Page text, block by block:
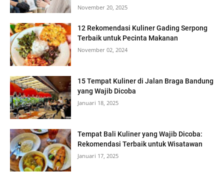
November 20, 2025
12 Rekomendasi Kuliner Gading Serpong
Terbaik untuk Pecinta Makanan
November 02, 2024
15 Tempat Kuliner di Jalan Braga Bandung
yang Wajib Dicoba
Januari 18, 2025
Tempat Bali Kuliner yang Wajib Dicoba:
Rekomendasi Terbaik untuk Wisatawan
Januari 17, 2025